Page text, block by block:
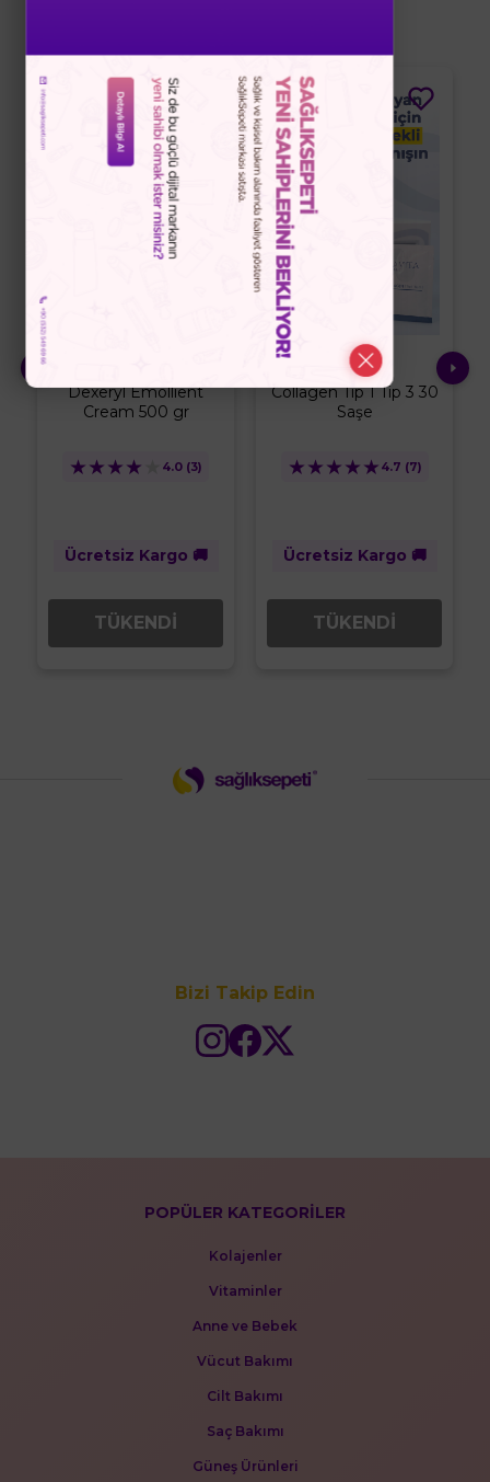
Dexeryl Emollient
Cream 500 gr
★
★
★
★ 4.0 (3)
Ücretsiz Kargo 🚚
TÜKENDİ
%20
Collavita
Collagen Tip 1 Tip 3 30
Saşe
★
★
★
★
★ 4.7 (7)
Ücretsiz Kargo 🚚
TÜKENDİ
Bizi Takip Edin
POPÜLER KATEGORİLER
Kolajenler
Vitaminler
Anne ve Bebek
Vücut Bakımı
Cilt Bakımı
Saç Bakımı
Güneş Ürünleri